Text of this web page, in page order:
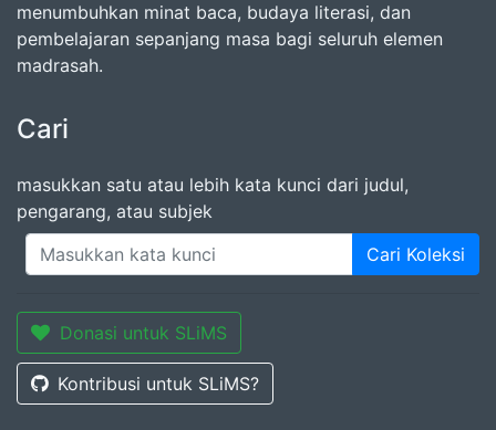
menumbuhkan minat baca, budaya literasi, dan
pembelajaran sepanjang masa bagi seluruh elemen
madrasah.
Cari
masukkan satu atau lebih kata kunci dari judul,
pengarang, atau subjek
Cari Koleksi
Donasi untuk SLiMS
Kontribusi untuk SLiMS?